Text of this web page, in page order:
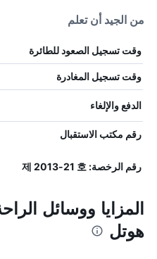
من الجيد أن تعلم
وقت تسجيل الصعود للطائرة
وقت تسجيل المغادرة
الدفع والإلغاء
رقم مكتب الاستقبال
رقم الرخصة: 제 2013-21 호
المزايا ووسائل
هوتل